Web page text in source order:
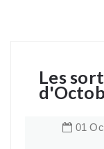
Les
01